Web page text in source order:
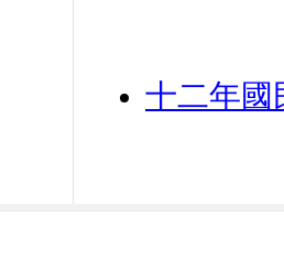
十二年國